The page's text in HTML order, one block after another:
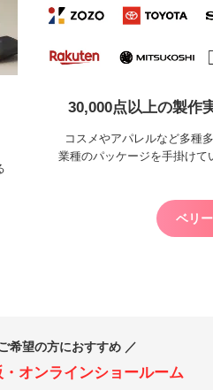
30,000点以上の製作
コスメやアパレルなど多種
業種のパッケージを手掛けて
ベリ
オンラインショールーム
希望の方におすすめ ／